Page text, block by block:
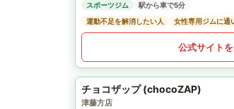
スポーツジム
駅から車で5分
運動不足を解消したい人
女性専用ジムに通
公式サイト
チョコザップ (chocoZAP)
津藤方店